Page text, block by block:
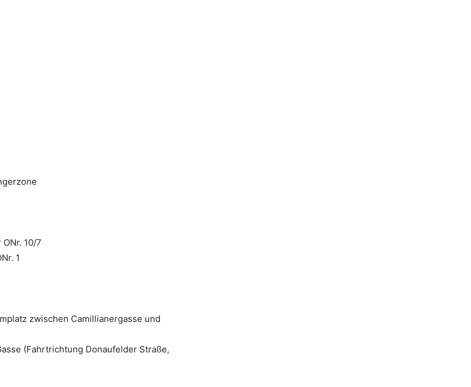
10/7
1
zwischen Camillianergasse und
(Fahrtrichtung Donaufelder Straße,